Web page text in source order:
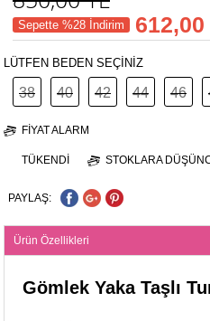
Sepette %28 İndirim
LÜTFEN BEDEN SEÇİNİZ
38 40 42 44 46
FIYAT ALARM
TÜKENDI STOKLARA
PAYLAŞ:
Ürün Özellikleri
Gömlek Yaka Taşlı